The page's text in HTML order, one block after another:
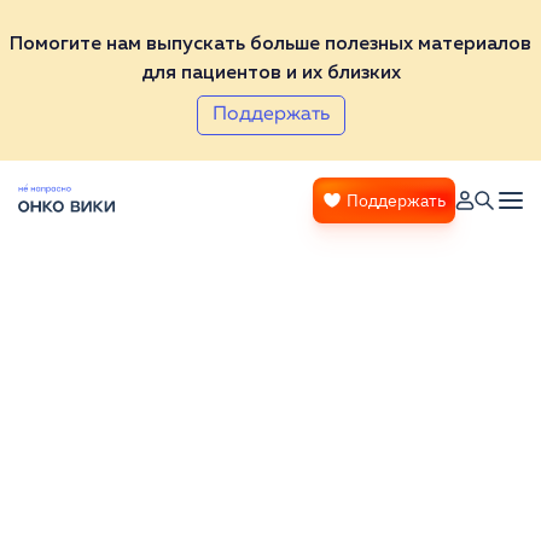
Помогите нам выпускать больше полезных материалов
для пациентов и их близких
Поддержать
Поддержать